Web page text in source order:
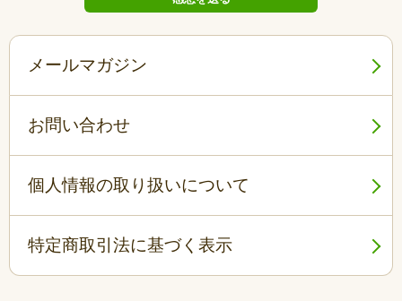
メールマガジン
お問い合わせ
個人情報の取り扱いについて
特定商取引法に基づく表示